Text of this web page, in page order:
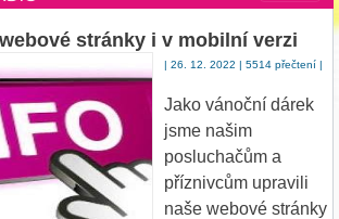
stránky i v mobilní verzi
| 26. 12. 2022 | 5514 přečtení |
Jako vánoční dárek
jsme našim
posluchačům a
příznivcům upravili
naše webové stránky